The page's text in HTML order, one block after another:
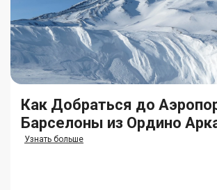
Как Добраться до
Барселоны из Ордино
Узнать больше